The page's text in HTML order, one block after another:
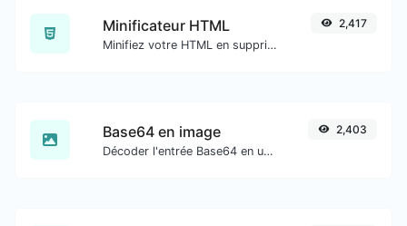
Minificateur HTML
Minifiez votre HTML en supprimant tous les caractères inutiles.
2,417
Base64 en image
Décoder l'entrée Base64 en une image.
2,403